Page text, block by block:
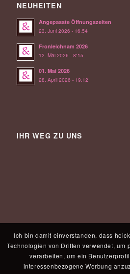
NEUHEITEN
Angepasste Öffnungszeiten
23. Juni 2026 - 16:54
Fronleichnam 2026
12. Mai 2026 - 8:15
01. Mai 2026
28. April 2026 - 19:12
IHR WEG ZU UNS
Ich bin damit einverstanden, dass
Technologien von Dritten verwendet, um
verarbeiten, um ein
interessenbezogene Werbung